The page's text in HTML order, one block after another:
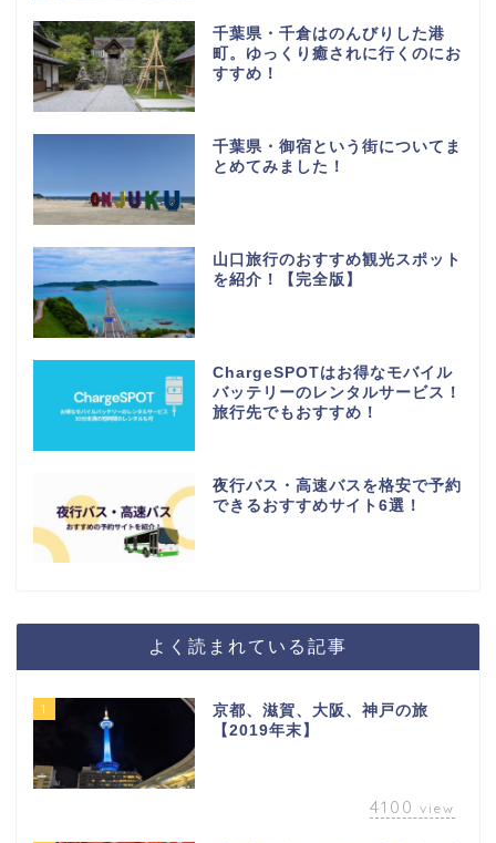
千葉県・千倉はのんびりした港
町。ゆっくり癒されに行くのにお
すすめ！
千葉県・御宿という街についてま
とめてみました！
山口旅行のおすすめ観光スポット
を紹介！【完全版】
ChargeSPOTはお得なモバイル
バッテリーのレンタルサービス！
旅行先でもおすすめ！
夜行バス・高速バスを格安で予約
できるおすすめサイト6選！
よく読まれている記事
1
京都、滋賀、大阪、神戸の旅
【2019年末】
4100 view